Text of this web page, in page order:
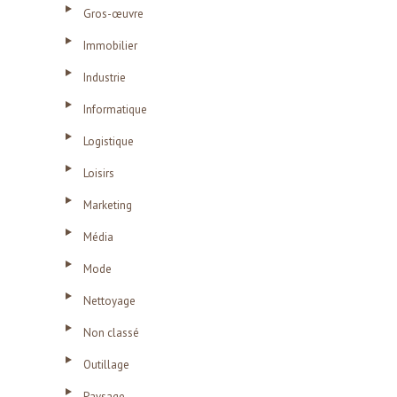
Gros-œuvre
Immobilier
Industrie
Informatique
Logistique
Loisirs
Marketing
Média
Mode
Nettoyage
Non classé
Outillage